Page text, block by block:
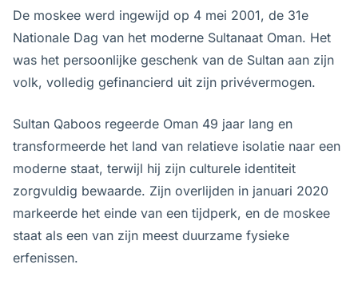
De moskee werd ingewijd op 4 mei 2001, de 31e
Nationale Dag van het moderne Sultanaat Oman. Het
was het persoonlijke geschenk van de Sultan aan zijn
volk, volledig gefinancierd uit zijn privévermogen.
Sultan Qaboos regeerde Oman 49 jaar lang en
transformeerde het land van relatieve isolatie naar een
moderne staat, terwijl hij zijn culturele identiteit
zorgvuldig bewaarde. Zijn overlijden in januari 2020
markeerde het einde van een tijdperk, en de moskee
staat als een van zijn meest duurzame fysieke
erfenissen.